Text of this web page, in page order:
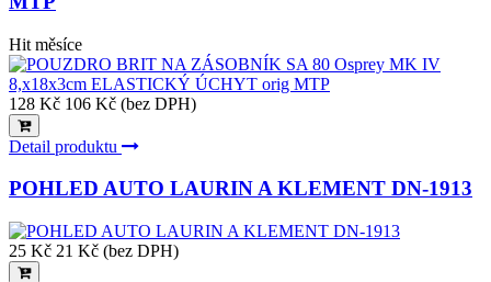
Hit měsíce
128 Kč 106 Kč (bez DPH)
Detail produktu
POHLED AUTO LAURIN A KLEMENT DN-1913
25 Kč 21 Kč (bez DPH)